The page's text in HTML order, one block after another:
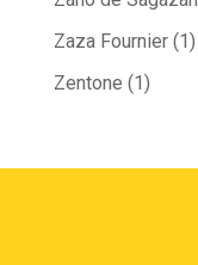
Zaza Fournier(1)
Zentone (1)